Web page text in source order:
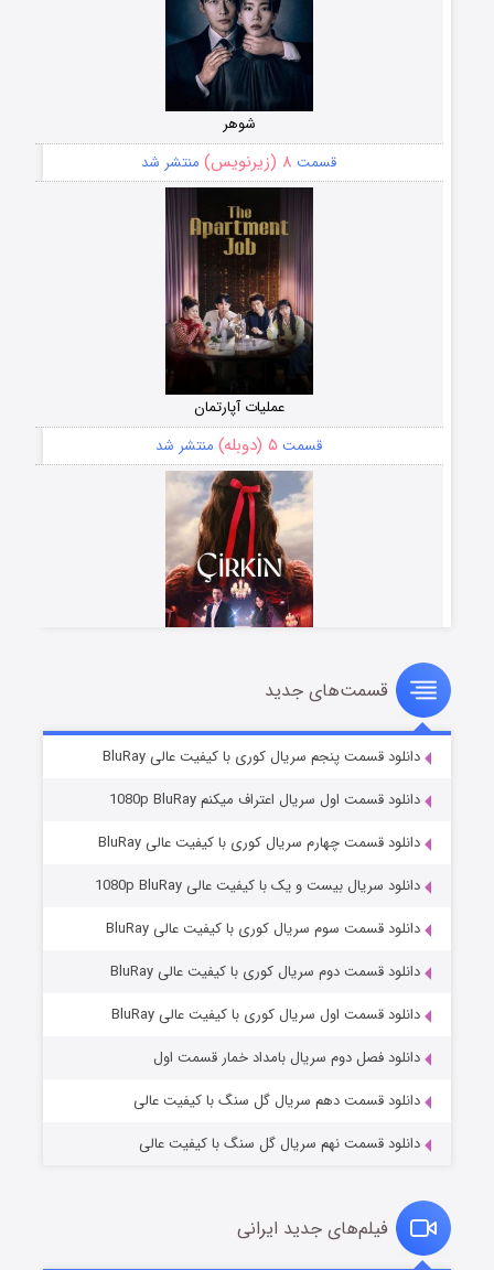
شوهر
قسمت ۸ (زیرنویس) منتشر شد
عملیات آپارتمان
قسمت ۵ (دوبله) منتشر شد
سریال زشت
قسمت۲ (زیرنویس) منتشر شد
مردگان متحرک: شهر مرده ۳
قسمت۲ (زیرنویس) منتشر شد
قسمت‌های جدید
دانلود قسمت پنجم سریال کوری با کیفیت عالی BluRay
دانلود قسمت اول سریال اعتراف میکنم 1080p BluRay
دانلود قسمت چهارم سریال کوری با کیفیت عالی BluRay
دانلود سریال بیست و یک با کیفیت عالی 1080p BluRay
دانلود قسمت سوم سریال کوری با کیفیت عالی BluRay
دانلود قسمت دوم سریال کوری با کیفیت عالی BluRay
دانلود قسمت اول سریال کوری با کیفیت عالی BluRay
دانلود فصل دوم سریال بامداد خمار قسمت اول
دانلود قسمت دهم سریال گل سنگ با کیفیت عالی
دانلود قسمت نهم سریال گل سنگ با کیفیت عالی
فیلم‌های جدید ایرانی